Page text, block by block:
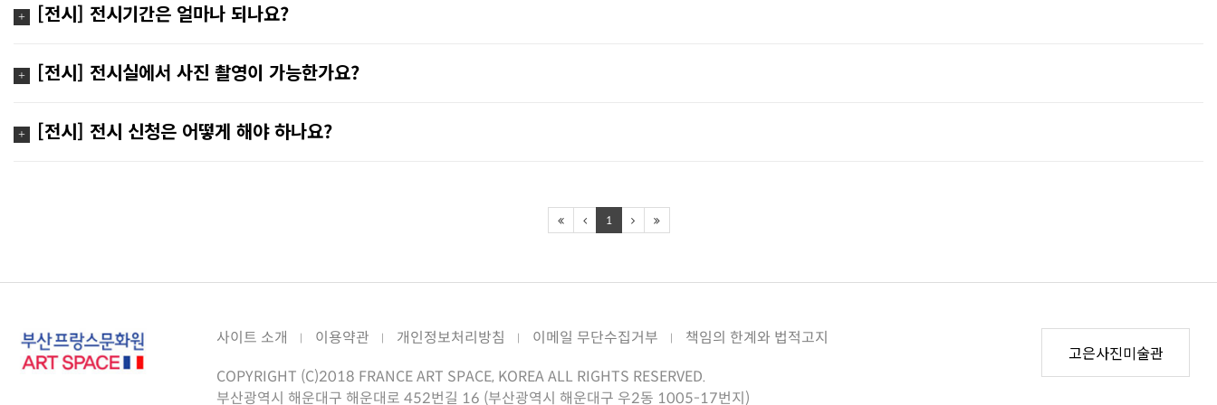
[전시] 전시기간은 얼마나 되나요?
[전시] 전시실에서 사진 촬영이 가능한가요?
[전시] 전시 신청은 어떻게 해야 하나요?
1
사이트 소개 이용약관 개인정보처리방침 이메일 무단수집거부 책임의 한계와 법적고지
COPYRIGHT (C)2018 FRANCE ART SPACE, KOREA ALL RIGHTS RESERVED.
부산광역시 해운대구 해운대로 452번길 16 (부산광역시 해운대구 우2동 1005-17번지)
고은사진미술관